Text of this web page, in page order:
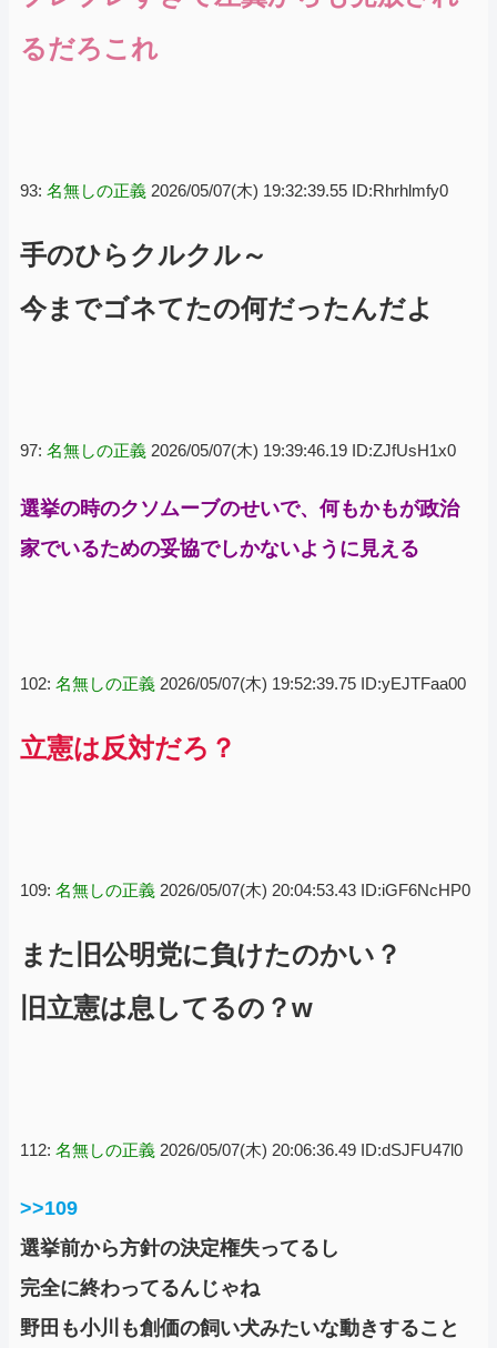
るだろこれ
93: 名無しの正義 2026/05/07(木) 19:32:39.55 ID:Rhrhlmfy0
手のひらクルクル～
今までゴネてたの何だったんだよ
97: 名無しの正義 2026/05/07(木) 19:39:46.19 ID:ZJfUsH1x0
選挙の時のクソムーブのせいで、何もかもが政治
家でいるための妥協でしかないように見える
102: 名無しの正義 2026/05/07(木) 19:52:39.75 ID:yEJTFaa00
立憲は反対だろ？
109: 名無しの正義 2026/05/07(木) 20:04:53.43 ID:iGF6NcHP0
また旧公明党に負けたのかい？
旧立憲は息してるの？w
112: 名無しの正義 2026/05/07(木) 20:06:36.49 ID:dSJFU47l0
>>109
選挙前から方針の決定権失ってるし
完全に終わってるんじゃね
野田も小川も創価の飼い犬みたいな動きすること